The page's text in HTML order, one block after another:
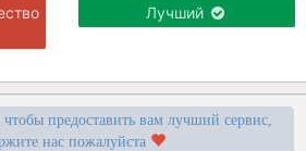
Лучший
предоставить вам лучший сервис,
нас пожалуйста